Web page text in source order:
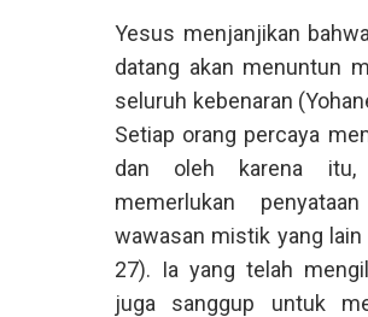
Yesus menjanjikan
datang akan menuntun
seluruh kebenaran
Setiap orang percaya
dan oleh karena
memerlukan
wawasan mistik yang lain
27). Ia yang telah
juga sanggup untuk